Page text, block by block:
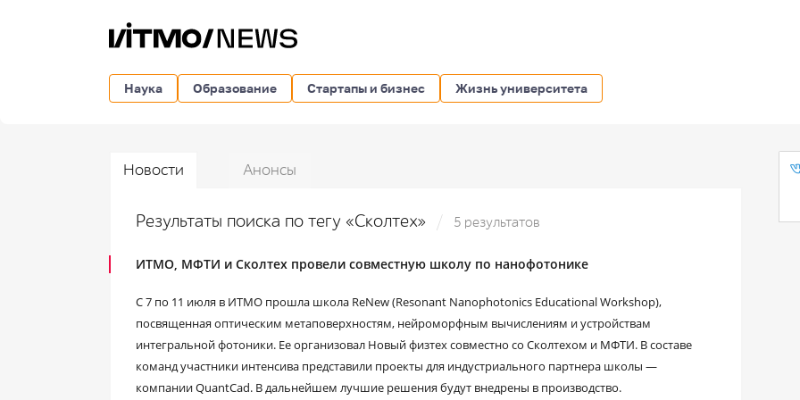
Наука Образование Стартапы и бизнес Жизнь университета
Новости Анонсы
Результаты поиска по тегу «Сколтех» 5 результатов
ИТМО, МФТИ и Сколтех провели совместную школу по нанофотонике
С 7 по 11 июля в ИТМО прошла школа ReNew (Resonant Nanophotonics Educational Workshop),
посвященная оптическим метаповерхностям, нейроморфным вычислениям и устройствам
интегральной фотоники. Ее организовал Новый физтех совместно со Сколтехом и МФТИ. В составе
команд участники интенсива представили проекты для индустриального партнера школы —
компании QuantCad. В дальнейшем лучшие решения будут внедрены в производство.